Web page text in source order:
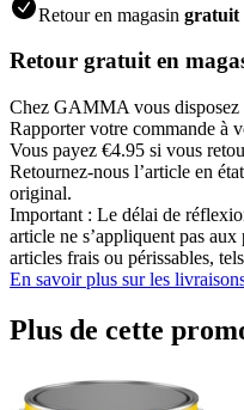
Retour en magasin gratuit
Retour gratuit en
Chez GAMMA vous disposez
Rapporter votre commande à
Vous payez €4.95 si vous
Retournez-nous l’article en
original.
Important : Le délai de
article ne s’appliquent pas
articles frais ou périssables,
En savoir plus sur les
Plus de cette